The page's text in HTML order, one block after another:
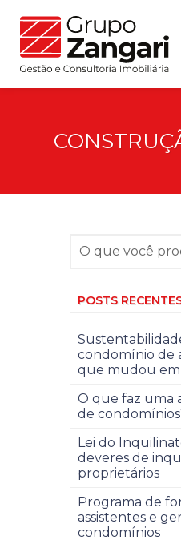
POSTS
condomínio de
que mudou
O que faz uma
de
Lei do
deveres de
proprietários
Programa de
assistentes e
condomínios